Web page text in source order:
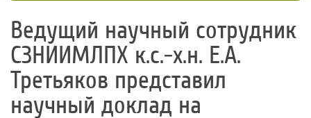
Ведущий научный сотрудник
СЗНИИМЛПХ к.с.-х.н. Е.А.
Третьяков ​представил
научный доклад на